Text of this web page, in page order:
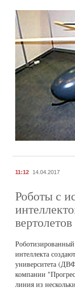
11:12 14.04.2017
Роботы с
интеллекта
университета
компании
линия из